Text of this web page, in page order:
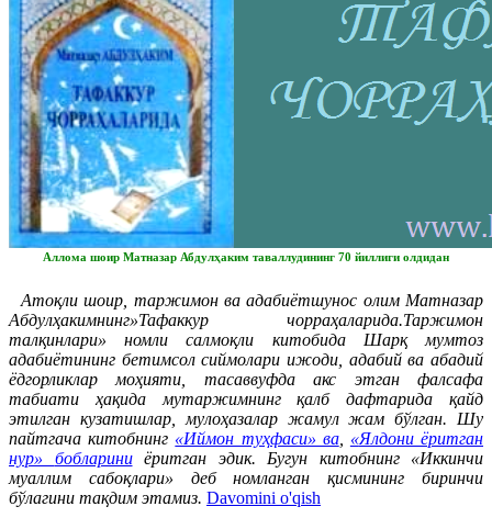
Аллома шоир Матназар Абдулҳаким таваллудининг 70 йиллиги олдидан
Атоқли шоир, таржимон ва адабиётшунос олим Матназар
Абдулҳакимнинг»Тафаккур чорраҳаларида.Таржимон
талқинлари» номли салмоқли китобида Шарқ мумтоз
адабиётининг бетимсол сиймолари ижоди, адабий ва абадий
ёдгорликлар моҳияти, тасаввуфда акс этган фалсафа
табиати ҳақида мутаржимнинг қалб дафтарида қайд
этилган кузатишлар, мулоҳазалар жамул жам бўлган. Шу
пайтгача китобнинг «Иймон туҳфаси» ва, «Ялдони ёритган
нур»
бобларини
ёритган эдик. Бугун китобнинг «Иккинчи
муаллим сабоқлари» деб номланган қисмининг биринчи
бўлагини тақдим этамиз. Davomini o'qish